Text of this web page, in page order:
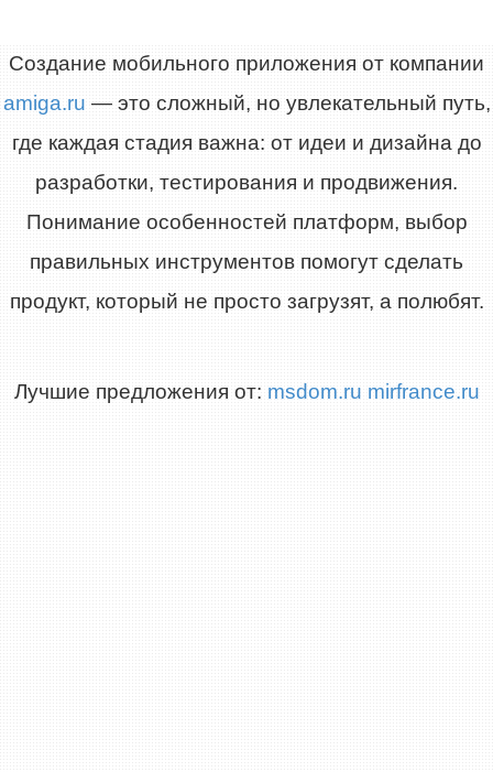
Создание мобильного приложения от компании
amiga.ru — это сложный, но увлекательный путь,
где каждая стадия важна: от идеи и дизайна до
разработки, тестирования и продвижения.
Понимание особенностей платформ, выбор
правильных инструментов помогут сделать
продукт, который не просто загрузят, а полюбят.
Лучшие предложения от: msdom.ru mirfrance.ru